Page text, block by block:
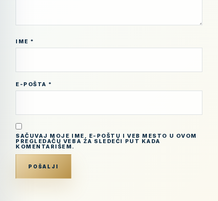
IME *
E-POŠTA *
SAČUVAJ MOJE IME, E-POŠTU I VEB MESTO U OVOM
PREGLEDAČU VEBA ZA SLEDEĆI PUT KADA
KOMENTARIŠEM.